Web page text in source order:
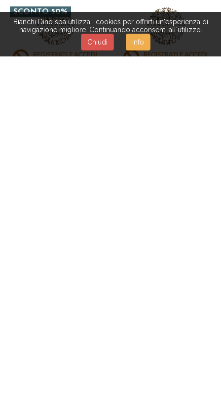
Bianchi Dino spa utilizza i cookies per offrirti un'esperienza di
navigazione migliore. Continuando acconsenti all'utilizzo.
Chiudi
Info
SCONTO 50%